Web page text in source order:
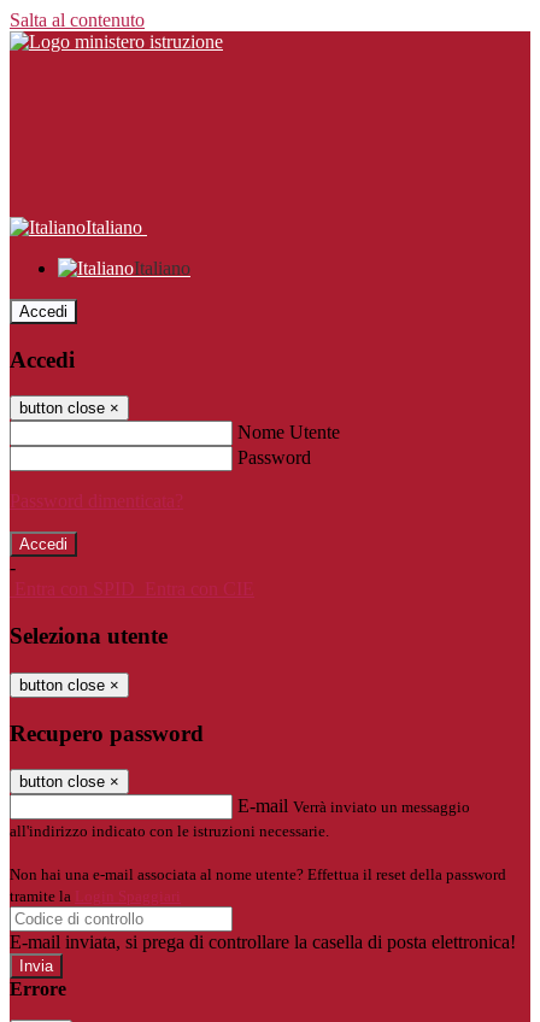
Salta al contenuto
Italiano
Italiano
Accedi
Accedi
button close ×
Nome Utente
Password
Password dimenticata?
-
Entra con SPID
Entra con CIE
Seleziona utente
button close ×
Recupero password
button close ×
E-mail Verrà inviato un messaggio
all'indirizzo indicato con le istruzioni necessarie.
Non hai una e-mail associata al nome utente? Effettua il reset della password
tramite la
Login Spaggiari
E-mail inviata, si prega di controllare la casella di posta elettronica!
Errore